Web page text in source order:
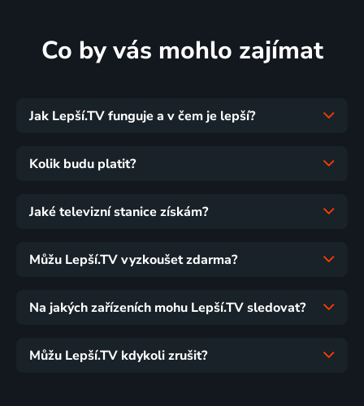
Co by vás mohlo zajímat
Jak Lepší.TV funguje a v čem je lepší?
Kolik budu platit?
Jaké televizní stanice získám?
Můžu Lepší.TV vyzkoušet zdarma?
Na jakých zařízeních mohu Lepší.TV sledovat?
Můžu Lepší.TV kdykoli zrušit?